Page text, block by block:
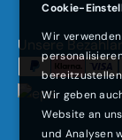
Unsere
Cookie-
Wir
Wir geben
Website an
und Analysen